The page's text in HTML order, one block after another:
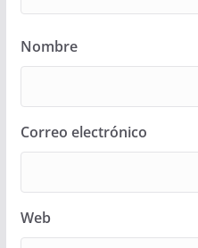
Nombre
Correo electrónico
Web